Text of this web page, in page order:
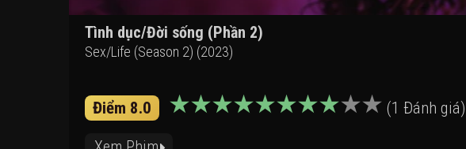
Tình dục/Đời sống (Phần 2)
Sex/Life (Season 2) (2023)
Điểm 8.0 (1 Đánh giá)